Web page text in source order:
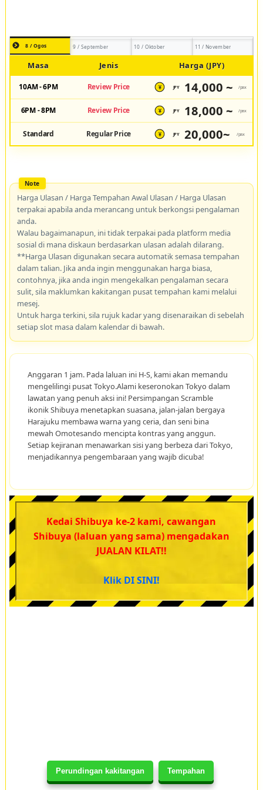
Perundingan kakitangan Tempahan
8 / Ogos 9 / September 10 / Oktober 11 / November
Masa Jenis Harga (JPY)
10AM - 6PM Review Price ¥ JPY 14,000 ~ /pax
6PM - 8PM Review Price ¥ JPY 18,000 ~ /pax
Standard Regular Price ¥ JPY 20,000~ /pax
Harga Ulasan / Harga Tempahan Awal Ulasan / Harga Ulasan
terpakai apabila anda merancang untuk berkongsi pengalaman
anda.
Walau bagaimanapun, ini tidak terpakai pada platform media
sosial di mana diskaun berdasarkan ulasan adalah dilarang.
**Harga Ulasan digunakan secara automatik semasa tempahan
dalam talian. Jika anda ingin menggunakan harga biasa,
contohnya, jika anda ingin mengekalkan pengalaman secara
sulit, sila maklumkan kakitangan pusat tempahan kami melalui
mesej.
Untuk harga terkini, sila rujuk kadar yang disenaraikan di sebelah
setiap slot masa dalam kalendar di bawah.
Anggaran 1 jam. Pada laluan ini H-S, kami akan memandu
mengelilingi pusat Tokyo.Alami keseronokan Tokyo dalam
lawatan yang penuh aksi ini! Persimpangan Scramble
ikonik Shibuya menetapkan suasana, jalan-jalan bergaya
Harajuku membawa warna yang ceria, dan seni bina
mewah Omotesando mencipta kontras yang anggun.
Setiap kejiranan menawarkan sisi yang berbeza dari Tokyo,
menjadikannya pengembaraan yang wajib dicuba!
Kedai Shibuya ke-2 kami, cawangan
Shibuya (laluan yang sama) mengadakan
JUALAN KILAT!!
Klik DI SINI!